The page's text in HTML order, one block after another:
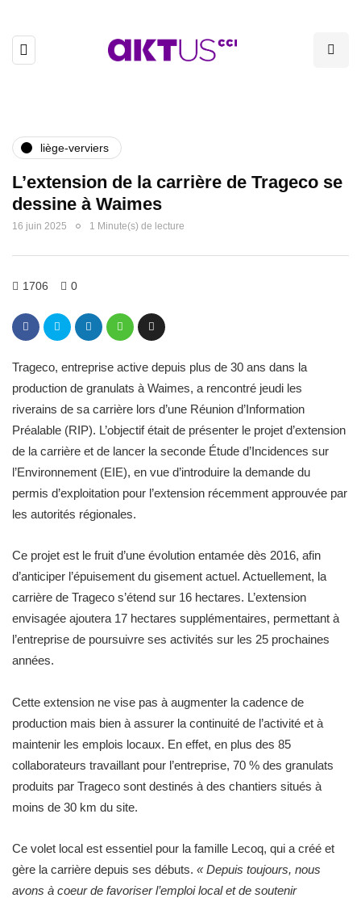
liège-verviers
L’extension de la carrière de Trageco se
dessine à Waimes
16 juin 2025 1 Minute(s) de lecture
1706 0
Trageco, entreprise active depuis plus de 30 ans dans la
production de granulats à Waimes, a rencontré jeudi les
riverains de sa carrière lors d’une Réunion d’Information
Préalable (RIP). L’objectif était de présenter le projet d’extension
de la carrière et de lancer la seconde Étude d’Incidences sur
l’Environnement (EIE), en vue d’introduire la demande du
permis d’exploitation pour l’extension récemment approuvée par
les autorités régionales.
Ce projet est le fruit d’une évolution entamée dès 2016, afin
d’anticiper l’épuisement du gisement actuel. Actuellement, la
carrière de Trageco s’étend sur 16 hectares. L’extension
envisagée ajoutera 17 hectares supplémentaires, permettant à
l’entreprise de poursuivre ses activités sur les 25 prochaines
années.
Cette extension ne vise pas à augmenter la cadence de
production mais bien à assurer la continuité de l’activité et à
maintenir les emplois locaux. En effet, en plus des 85
collaborateurs travaillant pour l’entreprise, 70 % des granulats
produits par Trageco sont destinés à des chantiers situés à
moins de 30 km du site.
Ce volet local est essentiel pour la famille Lecoq, qui a créé et
gère la carrière depuis ses débuts. « Depuis toujours, nous
avons à coeur de favoriser l’emploi local et de soutenir